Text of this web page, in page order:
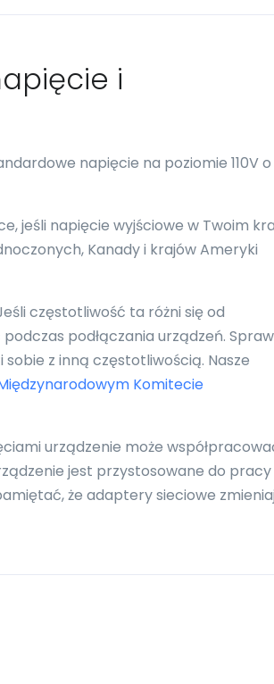
i
napięcie na poziomie 110V o
jeśli napięcie wyjściowe w Twoim
Kanady i krajów Ameryki
częstotliwość ta różni się od
podłączania urządzeń.
z inną częstotliwością. Nasze
Komitecie
urządzenie może
jest przystosowane do pracy
że adaptery sieciowe